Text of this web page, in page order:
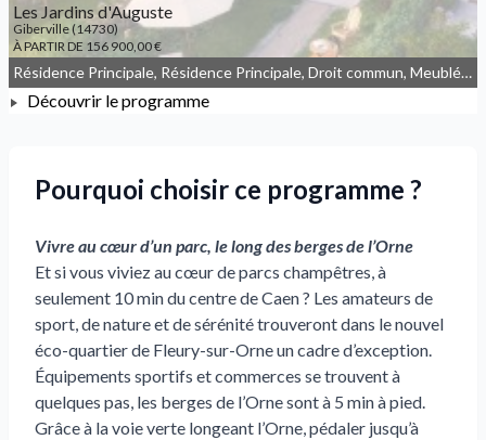
Les Jardins d'Auguste
Giberville (14730)
À PARTIR DE 156 900,00 €
À PARTIR DE 156 900,00 €
Résidence Principale, Résidence Principale, Droit commun, Meublé non géré, JEANBRUN
Découvrir le programme
Pourquoi choisir ce programme ?
Vivre au cœur d’un parc, le long des berges de l’Orne
Et si vous viviez au cœur de parcs champêtres, à
seulement 10 min du centre de Caen ? Les amateurs de
sport, de nature et de sérénité trouveront dans le nouvel
éco-quartier de Fleury-sur-Orne un cadre d’exception.
Équipements sportifs et commerces se trouvent à
quelques pas, les berges de l’Orne sont à 5 min à pied.
Grâce à la voie verte longeant l’Orne, pédaler jusqu’à